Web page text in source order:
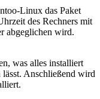
Linux das Paket
des Rechners mit
abgeglichen wird.
was alles installiert
Anschließend wird